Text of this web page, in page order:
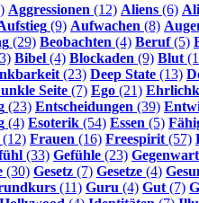
Aggressionen (12) Aliens (6)
(9) Aufwachen (8)
(29) Beobachten (4) Beruf(5)
Bibel (4) Blockaden (9) Blut
(23) Deep State (13)
Seite (7) Ego (21)
(23) Entscheidungen (39)
(4) Esoterik (54) Essen (5)
(12) Frauen (16) Freespirit (57)
(33) Gefühle (23) Gegenwart
(30) Gesetz (7) Gesetze (4)
(11) Guru (4) Gut (7)